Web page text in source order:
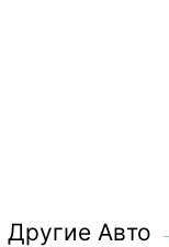
Другие Авто